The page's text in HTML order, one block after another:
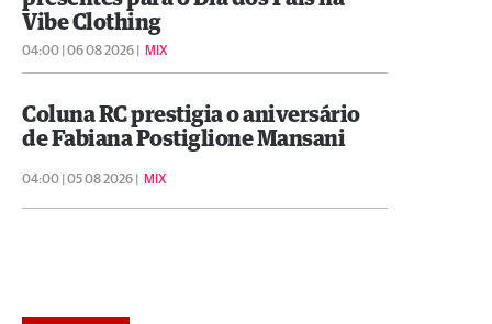
Vibe Clothing
04:00 | 06 08 2026 | MIX
Coluna RC prestigia o aniversário
de Fabiana Postiglione Mansani
04:00 | 05 08 2026 | MIX